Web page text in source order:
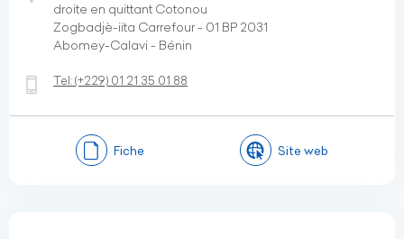
droite en quittant Cotonou
Zogbadjè-iita Carrefour - 01 BP 2031
Abomey-Calavi - Bénin
Tel:(+229) 01 21 35 01 88
Fiche Site web